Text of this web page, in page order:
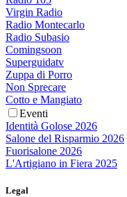
Virgin Radio
Radio Montecarlo
Radio Subasio
Comingsoon
Superguidatv
Zuppa di Porro
Non Sprecare
Cotto e Mangiato
Eventi
Identità Golose 2026
Salone del Risparmio 2026
Fuorisalone 2026
L'Artigiano in Fiera 2025
Legal